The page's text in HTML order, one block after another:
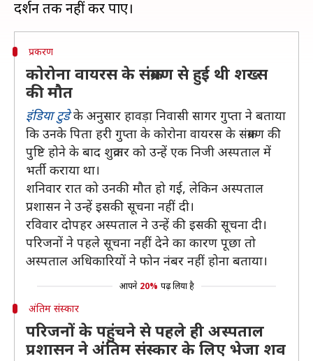
प्रकरण
कोरोना वायरस के संक्रमण से हुई थी शख्स
की मौत
इंडिया टुडेके अनुसार हावड़ा निवासी सागर गुप्ता ने बताया
कि उनके पिता हरी गुप्ता के कोरोना वायरस के संक्रमण की
पुष्टि होने के बाद शुक्रवार को उन्हें एक निजी अस्पताल में
भर्ती कराया था।
शनिवार रात को उनकी मौत हो गई, लेकिन अस्पताल
प्रशासन ने उन्हें इसकी सूचना नहीं दी।
रविवार दोपहर अस्पताल ने उन्हें की इसकी सूचना दी।
परिजनों ने पहले सूचना नहीं देने का कारण पूछा तो
अस्पताल अधिकारियों ने फोन नंबर नहीं होना बताया।
आपने 20% पढ़ लिया है
अंतिम संस्कार
परिजनों के पहुंचने से पहले ही अस्पताल
प्रशासन ने अंतिम संस्कार के लिए भेजा शव